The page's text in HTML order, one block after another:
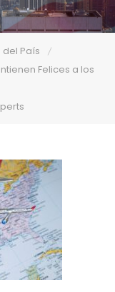
País
Felices a los